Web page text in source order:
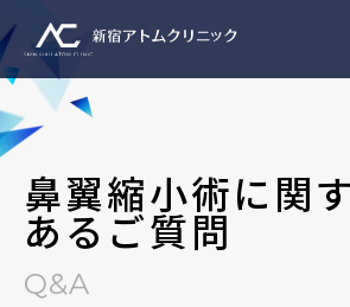
鼻翼縮小術に関
あるご質問
Q&A